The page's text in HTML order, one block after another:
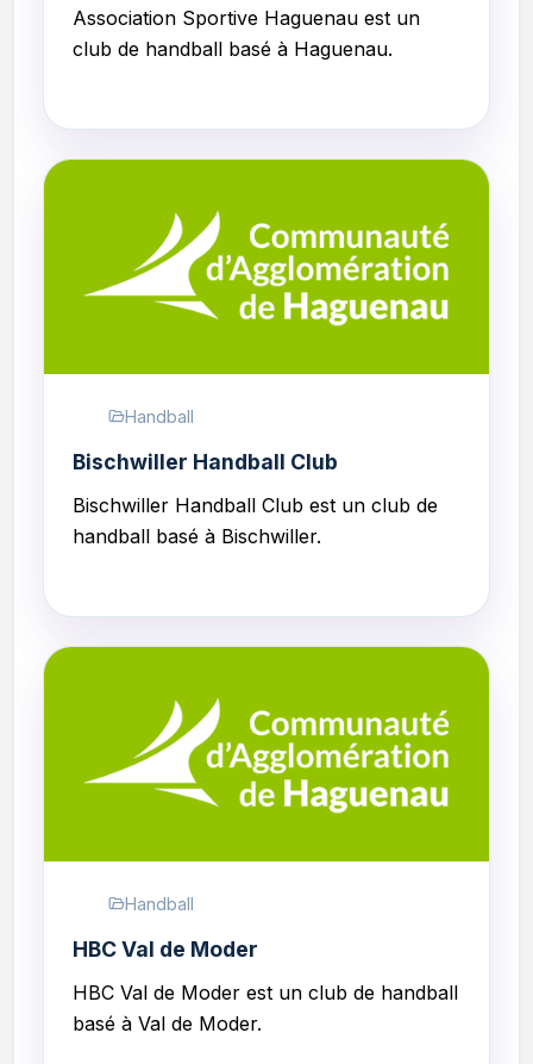
Association Sportive Haguenau est un
club de handball basé à Haguenau.
Handball
Bischwiller Handball Club
Bischwiller Handball Club est un club de
handball basé à Bischwiller.
Handball
HBC Val de Moder
HBC Val de Moder est un club de handball
basé à Val de Moder.